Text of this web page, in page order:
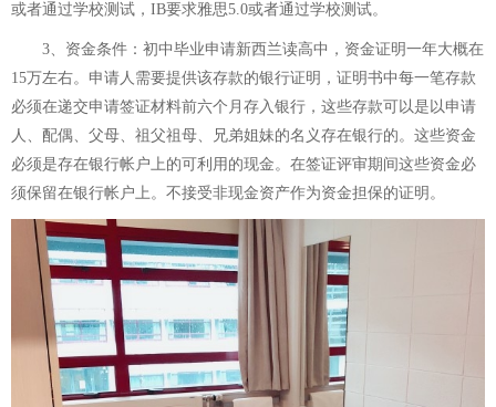
或者通过学校测试，IB要求雅思5.0或者通过学校测试。
3、资金条件：初中毕业申请新西兰读高中，资金证明一年大概在
15万左右。申请人需要提供该存款的银行证明，证明书中每一笔存款
必须在递交申请签证材料前六个月存入银行，这些存款可以是以申请
人、配偶、父母、祖父祖母、兄弟姐妹的名义存在银行的。这些资金
必须是存在银行帐户上的可利用的现金。在签证评审期间这些资金必
须保留在银行帐户上。不接受非现金资产作为资金担保的证明。